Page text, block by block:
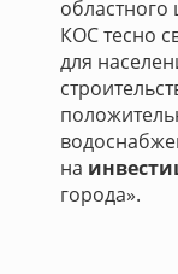
областного
КОС тесно
для
на
города».